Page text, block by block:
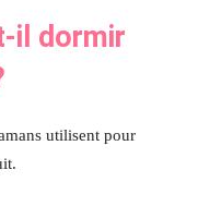
il dormir
utilisent pour